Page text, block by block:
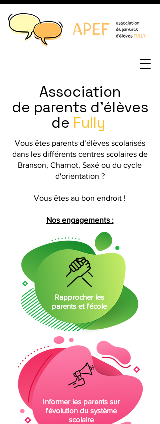
Association
de parents d'élèves
de Fully
Vous êtes parents d’élèves scolarisés
dans les différents centres scolaires de
Branson, Charnot, Saxé ou du cycle
d'orientation ?
Vous êtes au bon endroit !
Nos engagements :
Rapprocher les
parents et l'école
Informer les parents sur
l'évolution du système
scolaire